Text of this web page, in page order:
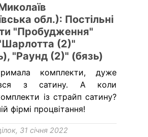
обл.): Постільні
"Пробудження"
(2)"
"Раунд (2)" (бязь)
комплекти, дуже
з сатину. А коли
із страйп сатину?
фірмі процвітання!
31 січня 2022